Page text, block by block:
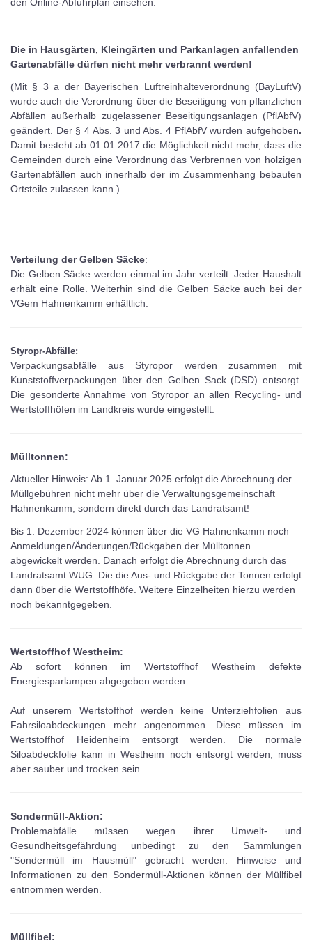
Die in Hausgärten, Kleingärten und Parkanlagen anfallenden
Gartenabfälle dürfen nicht mehr verbrannt werden!
(Mit § 3 a der Bayerischen Luftreinhalteverordnung (BayLuftV)
wurde auch die Verordnung über die Beseitigung von pflanzlichen
Abfällen außerhalb zugelassener Beseitigungsanlagen (PflAbfV)
geändert. Der § 4 Abs. 3 und Abs. 4 PflAbfV wurden aufgehoben.
Damit besteht ab 01.01.2017 die Möglichkeit nicht mehr, dass die
Gemeinden durch eine Verordnung das Verbrennen von holzigen
Gartenabfällen auch innerhalb der im Zusammenhang bebauten
Ortsteile zulassen kann.)
Verteilung der Gelben Säcke:
Die Gelben Säcke werden einmal im Jahr verteilt. Jeder Haushalt
erhält eine Rolle. Weiterhin sind die Gelben Säcke auch bei der
VGem Hahnenkamm erhältlich.
Styropr-Abfälle:
Verpackungsabfälle aus Styropor werden zusammen mit
Kunststoffverpackungen über den Gelben Sack (DSD) entsorgt.
Die gesonderte Annahme von Styropor an allen Recycling- und
Wertstoffhöfen im Landkreis wurde eingestellt.
Mülltonnen:
Aktueller Hinweis: Ab 1. Januar 2025 erfolgt die Abrechnung der
Müllgebühren nicht mehr über die Verwaltungsgemeinschaft
Hahnenkamm, sondern direkt durch das Landratsamt!
Bis 1. Dezember 2024 können über die VG Hahnenkamm noch
Anmeldungen/Änderungen/Rückgaben der Mülltonnen
abgewickelt werden. Danach erfolgt die Abrechnung durch das
Landratsamt WUG. Die die Aus- und Rückgabe der Tonnen erfolgt
dann über die Wertstoffhöfe. Weitere Einzelheiten hierzu werden
noch bekanntgegeben.
Wertstoffhof Westheim:
Ab sofort können im Wertstoffhof Westheim defekte
Energiesparlampen abgegeben werden.
Auf unserem Wertstoffhof werden keine Unterziehfolien aus
Fahrsiloabdeckungen mehr angenommen. Diese müssen im
Wertstoffhof Heidenheim entsorgt werden. Die normale
Siloabdeckfolie kann in Westheim noch entsorgt werden, muss
aber sauber und trocken sein.
Sondermüll-Aktion:
Problemabfälle müssen wegen ihrer Umwelt- und
Gesundheitsgefährdung unbedingt zu den Sammlungen
"Sondermüll im Hausmüll" gebracht werden. Hinweise und
Informationen zu den Sondermüll-Aktionen können der Müllfibel
entnommen werden.
Müllfibel: